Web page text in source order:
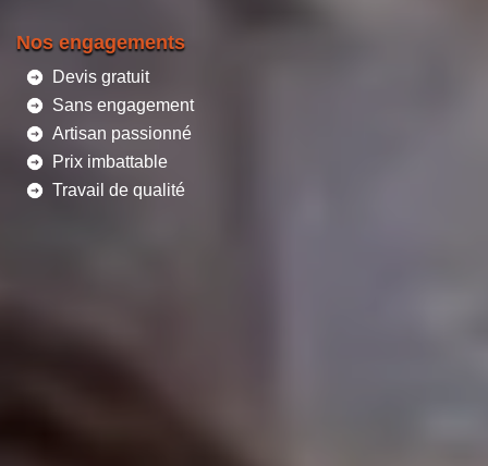
Nos engagements
Devis gratuit
Sans engagement
Artisan passionné
Prix imbattable
Travail de qualité